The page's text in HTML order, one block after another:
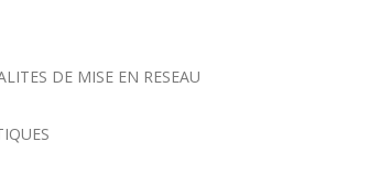
DE MISE EN RESEAU